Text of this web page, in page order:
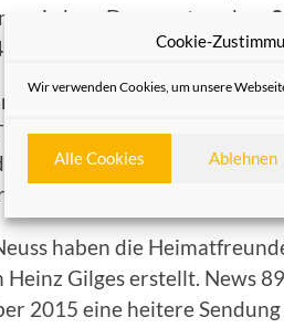
Cookie-
Wir verwenden Cookies, um unsere
Alle Cookies Ablehnen
wird am Donnerstag, dem
Sendungen waren
Nickel und Prof.
Geschäftsführer der
haben die
Gilges erstellt. News
2015 eine heitere